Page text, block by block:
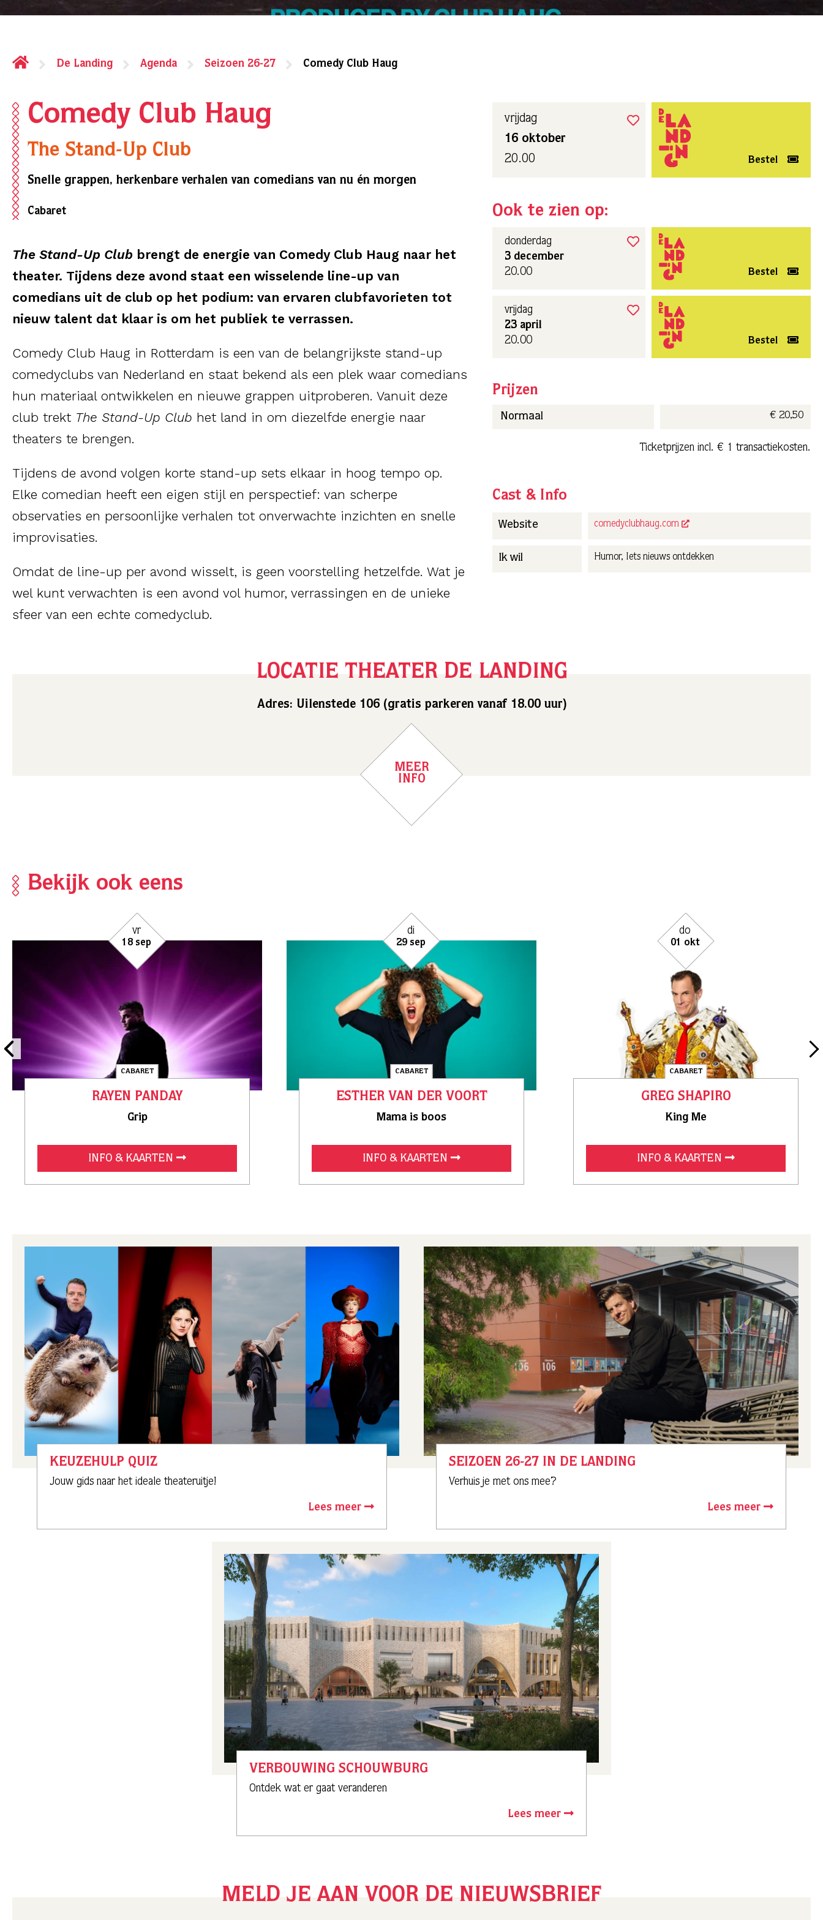
De Landing Agenda Seizoen 26-27 Comedy Club Haug
Comedy Club Haug
The Stand-Up Club
Snelle grappen, herkenbare verhalen van comedians van nu én morgen
Cabaret
The Stand-Up Club brengt de energie van Comedy Club Haug naar het
theater. Tijdens deze avond staat een wisselende line-up van
comedians uit de club op het podium: van ervaren clubfavorieten tot
nieuw talent dat klaar is om het publiek te verrassen.
Comedy Club Haug in Rotterdam is een van de belangrijkste stand-up
comedyclubs van Nederland en staat bekend als een plek waar comedians
hun materiaal ontwikkelen en nieuwe grappen uitproberen. Vanuit deze
club trekt The Stand-Up Club het land in om diezelfde energie naar
theaters te brengen.
Tijdens de avond volgen korte stand-up sets elkaar in hoog tempo op.
Elke comedian heeft een eigen stijl en perspectief: van scherpe
observaties en persoonlijke verhalen tot onverwachte inzichten en snelle
improvisaties.
Omdat de line-up per avond wisselt, is geen voorstelling hetzelfde. Wat je
wel kunt verwachten is een avond vol humor, verrassingen en de unieke
sfeer van een echte comedyclub.
vrijdag
16 oktober
20.00
Bestel
Ook te zien op:
donderdag
3 december
20.00
Bestel
vrijdag
23 april
20.00
Bestel
Prijzen
Normaal € 20,50
Ticketprijzen incl. € 1 transactiekosten.
Cast & Info
Website comedyclubhaug.com
Ik wil Humor, Iets nieuws ontdekken
LOCATIE THEATER DE LANDING
Adres: Uilenstede 106 (gratis parkeren vanaf 18.00 uur)
MEER
INFO
Bekijk ook eens
di
29 sep
CABARET
ESTHER VAN DER VOORT
Mama is boos
INFO & KAARTEN
do
01 okt
CABARET
GREG SHAPIRO
King Me
INFO & KAARTEN
wo
07 okt
CABARET
DOUBLE DUTCH
Patron Stage
INFO & KAARTEN
KEUZEHULP QUIZ
Jouw gids naar het ideale theateruitje!
Lees meer
SEIZOEN 26-27 IN DE LANDING
Verhuis je met ons mee?
Lees meer
VERBOUWING SCHOUWBURG
Ontdek wat er gaat veranderen
Lees meer
MELD JE AAN VOOR DE NIEUWSBRIEF